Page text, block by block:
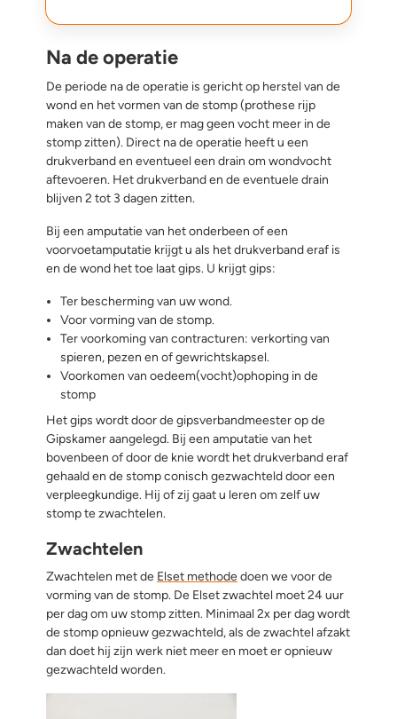
Na de operatie
De periode na de operatie is gericht op herstel van de
wond en het vormen van de stomp (prothese rijp
maken van de stomp, er mag geen vocht meer in de
stomp zitten). Direct na de operatie heeft u een
drukverband en eventueel een drain om wondvocht
aftevoeren. Het drukverband en de eventuele drain
blijven 2 tot 3 dagen zitten.
Bij een amputatie van het onderbeen of een
voorvoetamputatie krijgt u als het drukverband eraf is
en de wond het toe laat gips. U krijgt gips:
Ter bescherming van uw wond.
Voor vorming van de stomp.
Ter voorkoming van contracturen: verkorting van
spieren, pezen en of gewrichtskapsel.
Voorkomen van oedeem(vocht)ophoping in de
stomp
Het gips wordt door de gipsverbandmeester op de
Gipskamer aangelegd. Bij een amputatie van het
bovenbeen of door de knie wordt het drukverband eraf
gehaald en de stomp conisch gezwachteld door een
verpleegkundige. Hij of zij gaat u leren om zelf uw
stomp te zwachtelen.
Zwachtelen
Zwachtelen met de Elset methodedoen we voor de
vorming van de stomp. De Elset zwachtel moet 24 uur
per dag om uw stomp zitten. Minimaal 2x per dag wordt
de stomp opnieuw gezwachteld, als de zwachtel afzakt
dan doet hij zijn werk niet meer en moet er opnieuw
gezwachteld worden.